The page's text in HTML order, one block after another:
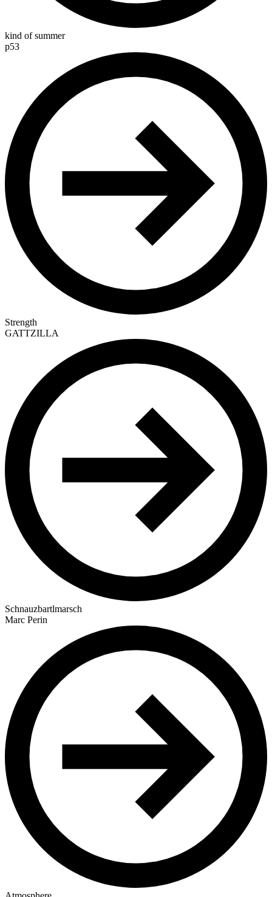
kind of summer
p53
Strength
GATTZILLA
Schnauzbartlmarsch
Marc Perin